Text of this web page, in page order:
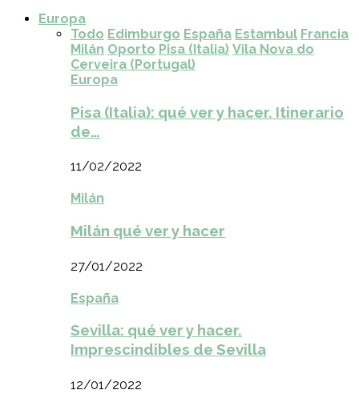
Europa
Todo Edimburgo España Estambul Francia
Milán Oporto Pisa (Italia) Vila Nova do
Cerveira (Portugal)
Europa
Pisa (Italia): qué ver y hacer. Itinerario
de…
11/02/2022
Milán
Milán qué ver y hacer
27/01/2022
España
Sevilla: qué ver y hacer.
Imprescindibles de Sevilla
12/01/2022